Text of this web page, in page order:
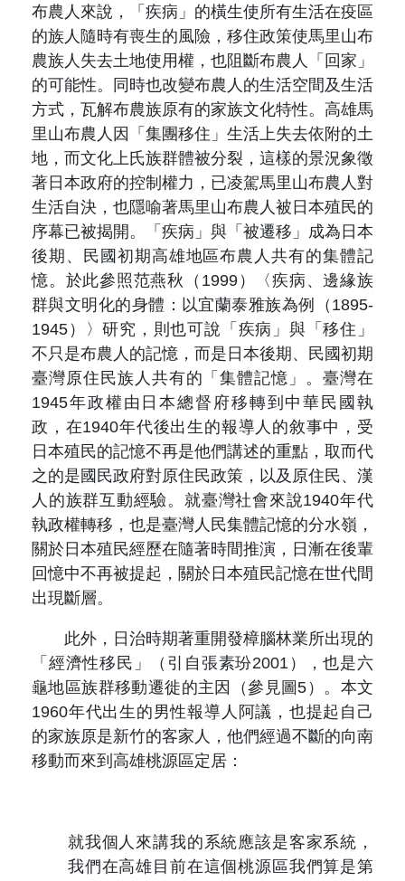
布農人來說，「疾病」的橫生使所有生活在疫區
的族人隨時有喪生的風險，移住政策使馬里山布
農族人失去土地使用權，也阻斷布農人「回家」
的可能性。同時也改變布農人的生活空間及生活
方式，瓦解布農族原有的家族文化特性。高雄馬
里山布農人因「集團移住」生活上失去依附的土
地，而文化上氏族群體被分裂，這樣的景況象徵
著日本政府的控制權力，已凌駕馬里山布農人對
生活自決，也隱喻著馬里山布農人被日本殖民的
序幕已被揭開。「疾病」與「被遷移」成為日本
後期、民國初期高雄地區布農人共有的集體記
憶。於此參照范燕秋（1999）〈疾病、邊緣族
群與文明化的身體：以宜蘭泰雅族為例（1895-
1945）〉研究，則也可說「疾病」與「移住」
不只是布農人的記憶，而是日本後期、民國初期
臺灣原住民族人共有的「集體記憶」。臺灣在
1945年政權由日本總督府移轉到中華民國執
政，在1940年代後出生的報導人的敘事中，受
日本殖民的記憶不再是他們講述的重點，取而代
之的是國民政府對原住民政策，以及原住民、漢
人的族群互動經驗。就臺灣社會來說1940年代
執政權轉移，也是臺灣人民集體記憶的分水嶺，
關於日本殖民經歷在隨著時間推演，日漸在後輩
回憶中不再被提起，關於日本殖民記憶在世代間
出現斷層。
此外，日治時期著重開發樟腦林業所出現的
「經濟性移民」（引自張素玢2001），也是六
龜地區族群移動遷徙的主因（參見圖5）。本文
1960年代出生的男性報導人阿議，也提起自己
的家族原是新竹的客家人，他們經過不斷的向南
移動而來到高雄桃源區定居：
就我個人來講我的系統應該是客家系統，
我們在高雄目前在這個桃源區我們算是第